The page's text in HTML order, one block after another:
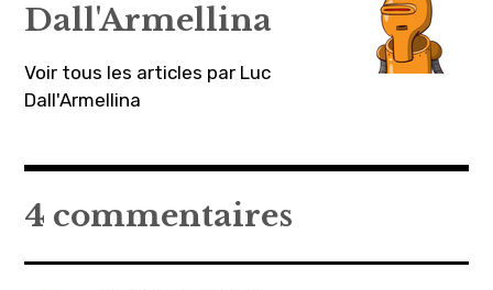
Dall'Armellina
Voir tous les articles par Luc
Dall'Armellina
4 commentaires